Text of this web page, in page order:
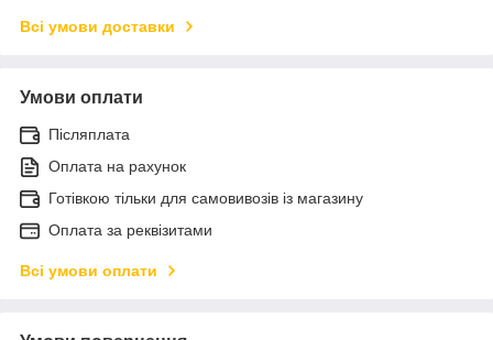
Всі умови доставки
Умови оплати
Післяплата
Оплата на рахунок
Готівкою тільки для самовивозів із магазину
Оплата за реквізитами
Всі умови оплати